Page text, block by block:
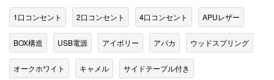
1口コンセント 2口コンセント 4口コンセント APUレザー
BOX構造 USB電源 アイボリー アバカ ウッドスプリング
オークホワイト キャメル サイドテーブル付き